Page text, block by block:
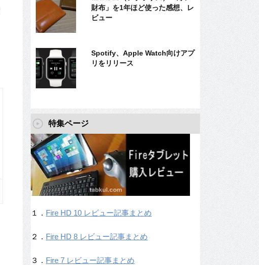
財布」を1年ほど使った感想、レ
ビュー
Spotify、Apple Watch向けアプ
リをリリース
特集ページ
１． Fire HD 10 レビュー記事まとめ
２． Fire HD 8 レビュー記事まとめ
３． Fire 7 レビュー記事まとめ